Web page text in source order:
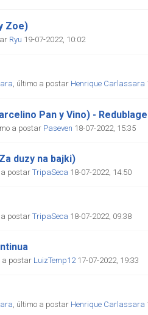
Zoe)
Ryu 19-07-2022, 10:02
, último a postar Henrique Carlassara
Pan y Vino) -
a postar Paseven 18-07-2022, 15:35
duzy na bajki)
a postarTripaSeca 18-07-2022, 14:50
a postarTripaSeca 18-07-2022, 09:38
a postar LuizTemp1217-07-2022, 19:33
, último a postar Henrique Carlassara